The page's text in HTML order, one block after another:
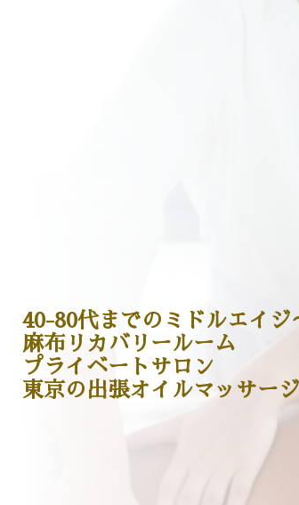
40-80代までのミドルエイ
麻布リカバリールーム
プライベートサロン
東京の出張オイルマッサージ